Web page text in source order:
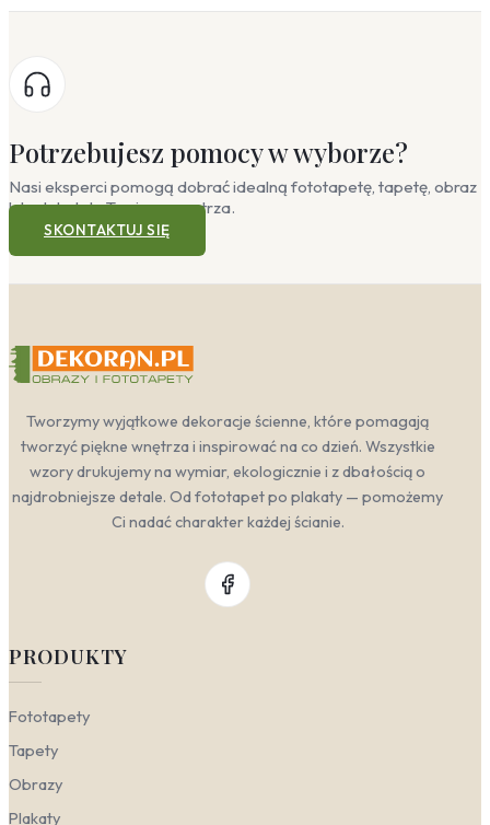
Potrzebujesz pomocy w wyborze?
Nasi eksperci pomogą dobrać idealną fototapetę, tapetę, obraz
lub plakat do Twojego wnętrza.
SKONTAKTUJ SIĘ
Tworzymy wyjątkowe dekoracje ścienne, które pomagają
tworzyć piękne wnętrza i inspirować na co dzień. Wszystkie
wzory drukujemy na wymiar, ekologicznie i z dbałością o
najdrobniejsze detale. Od fototapet po plakaty — pomożemy
Ci nadać charakter każdej ścianie.
PRODUKTY
Fototapety
Tapety
Obrazy
Plakaty